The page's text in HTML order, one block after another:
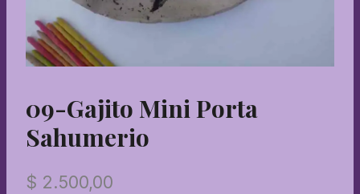
09-Gajito Mini Porta
Sahumerio
$ 2.500,00